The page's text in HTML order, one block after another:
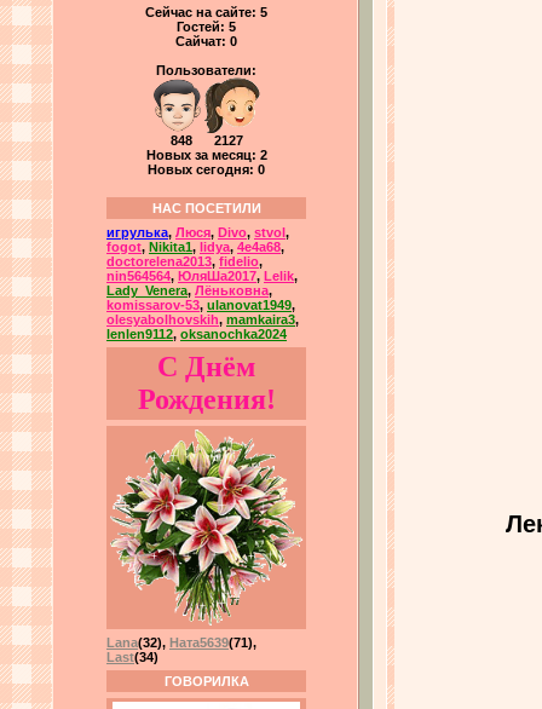
Сейчас на сайте: 5
Гостей: 5
Сайчат: 0
Пользователи:
848 2127
Новых за месяц: 2
Новых сегодня: 0
НАС ПОСЕТИЛИ
игрулька, Люся, Divo, stvol ,
fogot, Nikita1, lidya, 4e4a68,
doctorelena2013, fidelio,
nin564564, ЮляШа2017, Lelik,
Lady_Venera, Лёньковна,
komissarov-53, ulanovat1949,
olesyabolhovskih, mamkaira3,
lenlen9112, oksanochka2024
С Днём
Рождения!
Lana(32), Ната5639(71),
Last(34)
ГОВОРИЛКА